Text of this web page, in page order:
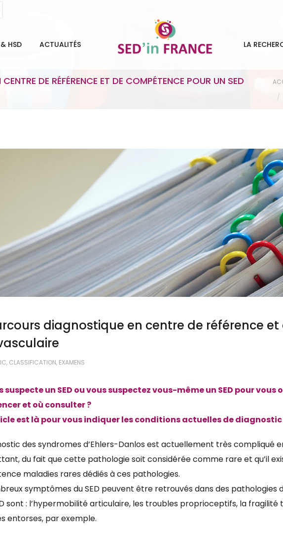
& HSD ACTUALITÉS LA
DE RÉFÉRENCE ET DE COMPÉTENCE POUR UN SED
diagnostique en centre de référence
CLASSIFICATION, EXAMENS
suspecte un SED ou vous suspectez vous-même un SED pour
et où consulter ?
est là pour vous indiquer les conditions actuelles de diagnostic
des syndromes d’Ehlers-Danlos est actuellement très compliqué
du fait que cette pathologie soit considérée comme rare et qu’il
maladies rares dédiés à ces pathologies.
symptômes du SED peuvent être retrouvés dans des pathologies
sont : l’hypermobilité articulaire, les troubles proprioceptifs, la fragilité
entorses, par exemple.